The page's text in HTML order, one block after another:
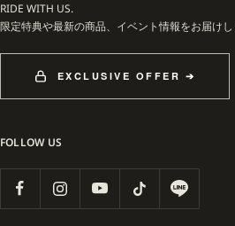
RIDE WITH US.
限定特典や最新の商品、イベント情報をお届けし
EXCLUSIVE OFFER ➔
FOLLOW US